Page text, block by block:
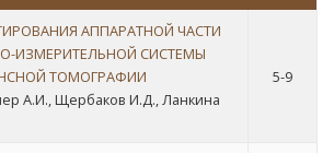
АППАРАТНОЙ ЧАСТИ
ИЗМЕРИТЕЛЬНОЙ СИСТЕМЫ
ТОМОГРАФИИ
А.И., Щербаков И.Д., Ланкина
5-9